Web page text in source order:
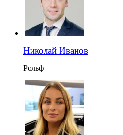
Николай Иванов
Рольф